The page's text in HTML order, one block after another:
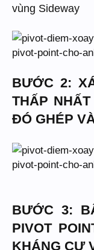
vùng Sideway
BƯỚC 2:
THẤP
ĐÓ GHÉP
BƯỚC 3:
PIVOT
KHÁNG CỰ